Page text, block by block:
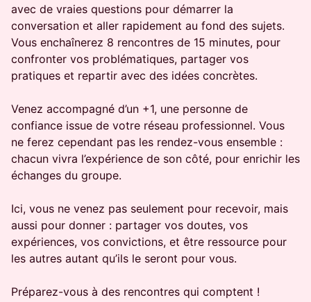
avec de vraies questions pour démarrer la
conversation et aller rapidement au fond des sujets.
Vous enchaînerez 8 rencontres de 15 minutes, pour
confronter vos problématiques, partager vos
pratiques et repartir avec des idées concrètes.
Venez accompagné d’un +1, une personne de
confiance issue de votre réseau professionnel. Vous
ne ferez cependant pas les rendez-vous ensemble :
chacun vivra l’expérience de son côté, pour enrichir les
échanges du groupe.
Ici, vous ne venez pas seulement pour recevoir, mais
aussi pour donner : partager vos doutes, vos
expériences, vos convictions, et être ressource pour
les autres autant qu’ils le seront pour vous.
Préparez-vous à des rencontres qui comptent !